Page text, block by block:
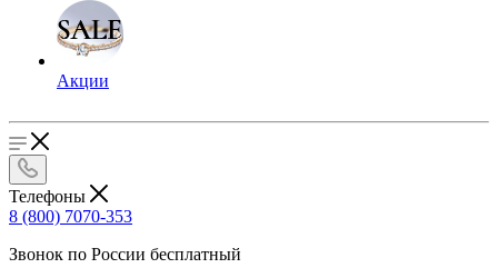
Акции
Телефоны
8 (800) 7070-353
Звонок по России бесплатный